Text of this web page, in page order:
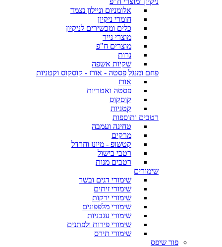
אלומניום וניילון נצמד
חומרי ניקיון
כלים ומכשירים לניקיון
מוצרי נייר
מוצרים ח"פ
נרות
שקיות אשפה
פחם ומנגל פסטה - אורז - קוסקוס וקטניות
אורז
פסטה ואטריות
קוסקוס
קטניות
רטבים ותוספות
טחינה ועמבה
מרקים
קטשופ - מיונז וחרדל
רטבי בישול
רטבים מנות
שימורים
שימורי דגים ובשר
שימורי זיתים
שימורי ירקות
שימורי מלפפונים
שימורי עגבניות
שימורי פירות ולפתנים
שימורי תירס
פור שיפס